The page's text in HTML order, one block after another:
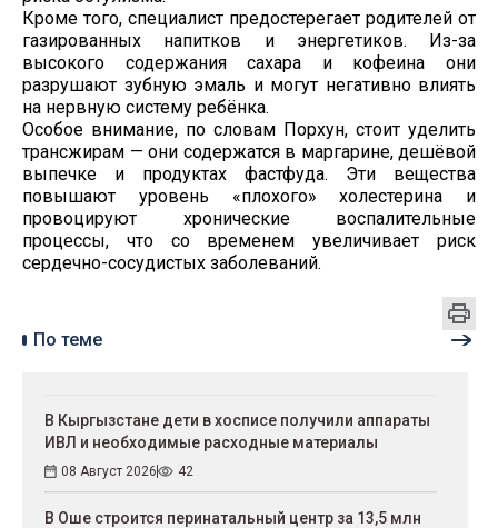
Кроме того, специалист предостерегает родителей от
газированных напитков и энергетиков. Из-за
высокого содержания сахара и кофеина они
разрушают зубную эмаль и могут негативно влиять
на нервную систему ребёнка.
Особое внимание, по словам Порхун, стоит уделить
трансжирам — они содержатся в маргарине, дешёвой
выпечке и продуктах фастфуда. Эти вещества
повышают уровень «плохого» холестерина и
провоцируют хронические воспалительные
процессы, что со временем увеличивает риск
сердечно-сосудистых заболеваний.
По теме
В Кыргызстане дети в хосписе получили аппараты
ИВЛ и необходимые расходные материалы
08 Август 2026 42
В Оше строится перинатальный центр за 13,5 млн